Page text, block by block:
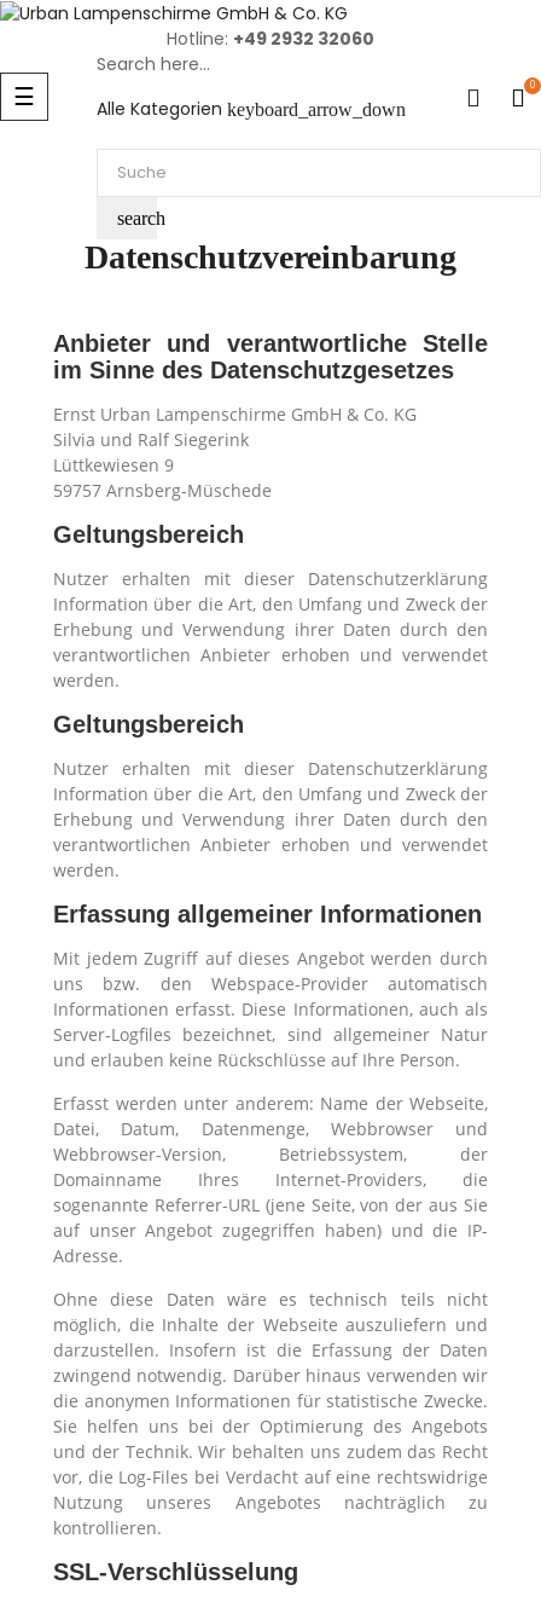
Hotline: +49 2932 32060
Umschalten
der
Navigation
☰ 0
Search here...
Alle Kategorien keyboard_arrow_down
search
Datenschutzvereinbarung
Anbieter und verantwortliche Stelle
im Sinne des Datenschutzgesetzes
Ernst Urban Lampenschirme GmbH & Co. KG
Silvia und Ralf Siegerink
Lüttkewiesen 9
59757 Arnsberg-Müschede
Geltungsbereich
Nutzer erhalten mit dieser Datenschutzerklärung
Information über die Art, den Umfang und Zweck der
Erhebung und Verwendung ihrer Daten durch den
verantwortlichen Anbieter erhoben und verwendet
werden.
Geltungsbereich
Nutzer erhalten mit dieser Datenschutzerklärung
Information über die Art, den Umfang und Zweck der
Erhebung und Verwendung ihrer Daten durch den
verantwortlichen Anbieter erhoben und verwendet
werden.
Erfassung allgemeiner Informationen
Mit jedem Zugriff auf dieses Angebot werden durch
uns bzw. den Webspace-Provider automatisch
Informationen erfasst. Diese Informationen, auch als
Server-Logfiles bezeichnet, sind allgemeiner Natur
und erlauben keine Rückschlüsse auf Ihre Person.
Erfasst werden unter anderem: Name der Webseite,
Datei, Datum, Datenmenge, Webbrowser und
Webbrowser-Version, Betriebssystem, der
Domainname Ihres Internet-Providers, die
sogenannte Referrer-URL (jene Seite, von der aus Sie
auf unser Angebot zugegriffen haben) und die IP-
Adresse.
Ohne diese Daten wäre es technisch teils nicht
möglich, die Inhalte der Webseite auszuliefern und
darzustellen. Insofern ist die Erfassung der Daten
zwingend notwendig. Darüber hinaus verwenden wir
die anonymen Informationen für statistische Zwecke.
Sie helfen uns bei der Optimierung des Angebots
und der Technik. Wir behalten uns zudem das Recht
vor, die Log-Files bei Verdacht auf eine rechtswidrige
Nutzung unseres Angebotes nachträglich zu
kontrollieren.
SSL-Verschlüsselung